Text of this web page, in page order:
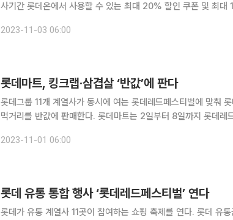
사기간 롯데온에서 사용할 수 있는 최대 20% 할인 쿠폰 및 최대
함께 진행하는 행사의 의미를 담아 롯데백화점, 롯데마
2023-11-03 06:00
롯데마트, 킹크랩·삼겹살 ‘반값’에 판다
롯데그룹 11개 계열사가 동시에 여는 롯데레드페스티벌에 맞춰
먹거리를 반값에 판매한다. 롯데마트는 2일부터 8일까지 롯데레드페스티벌을 열고 반값 할인 상품
에 판매한다. 레드 킹크랩은 레드, 블루, 브라운 3가지 종
2023-11-01 06:00
롯데 유통 통합 행사 ‘롯데레드페스티벌’ 연다
롯데가 유통 계열사 11곳이 참여하는 쇼핑 축제를 연다. 롯데 유통군은 2일부터 12일까지 쇼핑 축제